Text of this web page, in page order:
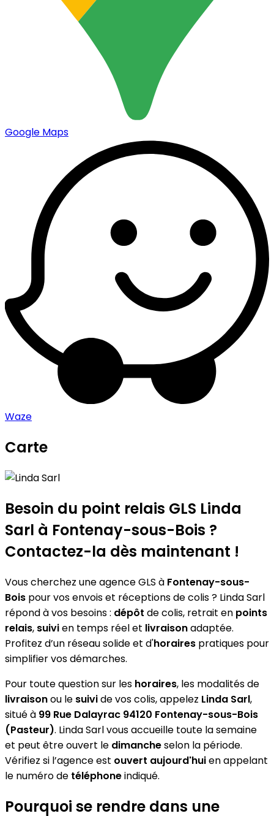
Google Maps
Waze
Carte
+
−
Besoin du point relais GLS Linda
Sarl à Fontenay-sous-Bois ?
Contactez-la dès maintenant !
Vous cherchez une agence GLS à Fontenay-sous-
Bois pour vos envois et réceptions de colis ? Linda Sarl
répond à vos besoins : dépôt de colis, retrait en points
relais, suivien temps réel et livraisonadaptée.
Profitez d’un réseau solide et d'horaires pratiques pour
simplifier vos démarches.
Pour toute question sur les horaires, les modalités de
livraisonou le suivide vos colis, appelez Linda Sarl,
situé à 99 Rue Dalayrac 94120 Fontenay-sous-Bois
(Pasteur). Linda Sarl vous accueille toute la semaine
et peut être ouvert le dimancheselon la période.
Vérifiez si l’agence est ouvert aujourd'huien appelant
le numéro de téléphoneindiqué.
Pourquoi se rendre dans une